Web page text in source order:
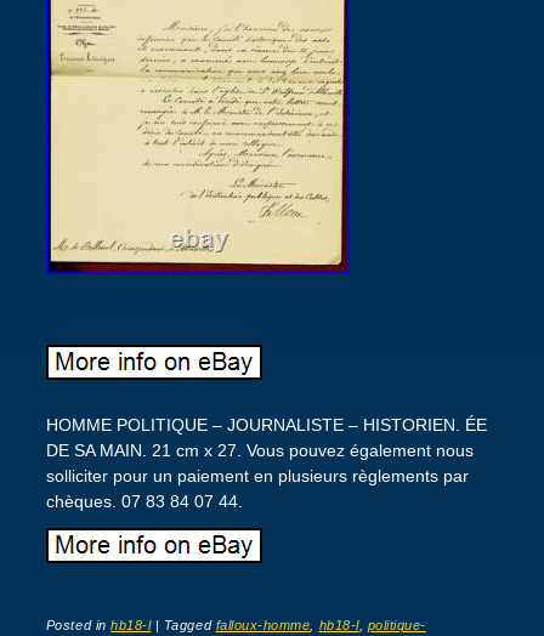
HOMME POLITIQUE – JOURNALISTE – HISTORIEN. ÉE
DE SA MAIN. 21 cm x 27. Vous pouvez également nous
solliciter pour un paiement en plusieurs règlements par
chèques. 07 83 84 07 44.
Posted inhb18-l Tagged falloux-homme, hb18-l, politique-